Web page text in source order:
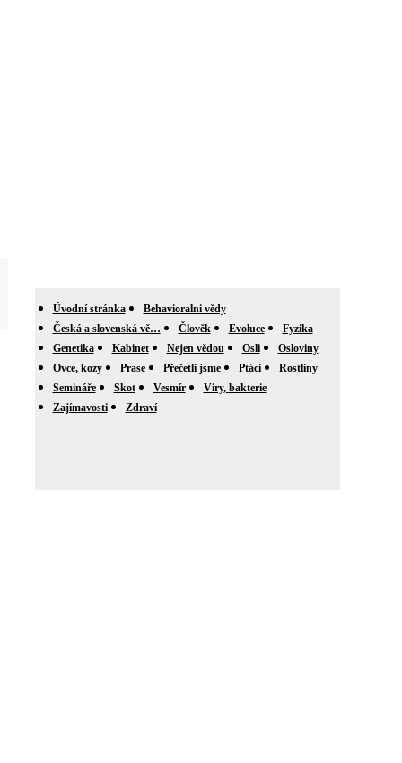
Úvodní stránka
Behavioralni vědy
Česká a slovenská vě…
Člověk Evoluce
Fyzika
Genetika
Kabinet Nejen vědou Osli
Osloviny
Ovce, kozy
Prase Přečetli jsme Ptáci
Rostliny
Semináře
Skot Vesmír
Viry, bakterie
Zajímavosti
Zdraví